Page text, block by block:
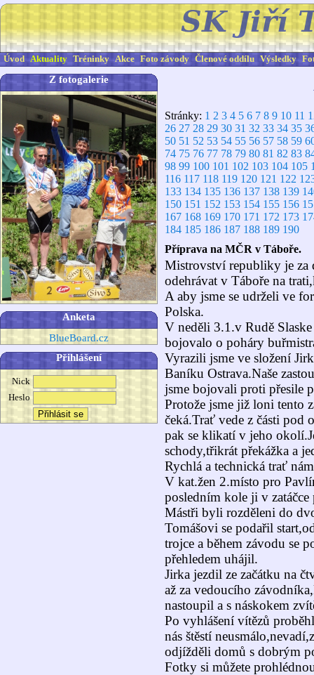
Úvod Aktuality Tréninky Akce Foto závody Členové oddílu Výsledky
Z fotogalerie
Anketa
BlueBoard.cz
Přihlášení
Nick
Heslo
Stránky: 1 2 3 4 5 6 7 8 9 10 11
26 27 28 29 30 31 32 33 34 35
50 51 52 53 54 55 56 57 58 59
74 75 76 77 78 79 80 81 82 83
98 99 100 101 102 103 104 105
116 117 118 119 120 121 122
133 134 135 136 137 138 139
150 151 152 153 154 155 156
167 168 169 170 171 172 173
184 185 186 187 188 189 190
Příprava na MČR v Táboře.
Mistrovství republiky je za
odehrávat v Táboře na
A aby jsme se udrželi ve
Polska.
V neděli 3.1.v Rudě
bojovalo o poháry
Vyrazili jsme ve složení
Baníku Ostrava.Naše
jsme bojovali proti přesile
Protože jsme již loni tento
čeká.Trať vede z části pod
pak se klikatí v jeho
schody,třikrát překážka a
Rychlá a technická trať
V kat.žen 2.místo pro
posledním kole ji v
Mástři byli rozděleni do
Tomášovi se podařil
trojce a během závodu se
přehledem uhájil.
Jirka jezdil ze začátku na
až za vedoucího
nastoupil a s náskokem
Po vyhlášení vítězů
nás štěstí
odjížděli domů s dobrým
Fotky si můžete